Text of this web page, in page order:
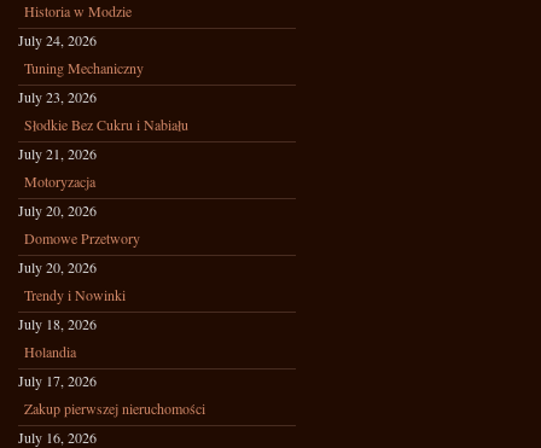
Historia w Modzie
July 24, 2026
Tuning Mechaniczny
July 23, 2026
Słodkie Bez Cukru i Nabiału
July 21, 2026
Motoryzacja
July 20, 2026
Domowe Przetwory
July 20, 2026
Trendy i Nowinki
July 18, 2026
Holandia
July 17, 2026
Zakup pierwszej nieruchomości
July 16, 2026